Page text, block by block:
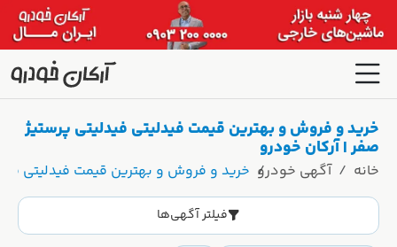
خرید و فروش و بهترین قیمت فیدلیتی فیدلیتی پرستیژ
صفر | آرکان خودرو
خانه آگهی خودرو خرید و فروش و بهترین قیمت فیدلیتی
فیلتر آگهی‌ها